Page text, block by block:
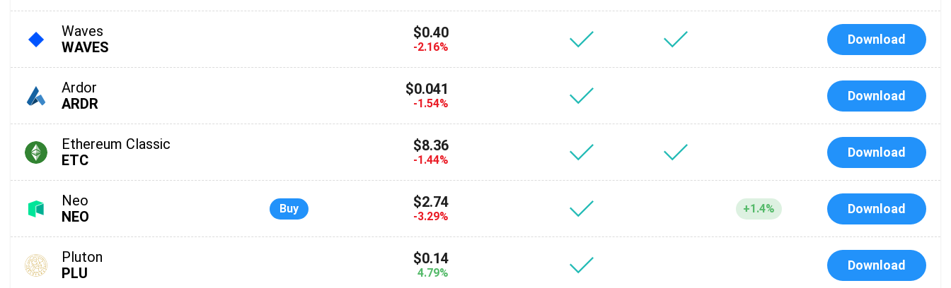
Waves
WAVES
$0.40
-2.16%
Download
Ardor
ARDR
$0.041
-1.54%
Download
Ethereum Classic
ETC
$8.36
-1.44%
Download
Neo
NEO
Buy $2.74
-3.29%
+1.4% Download
Pluton
PLU
$0.14
4.79%
Download
ПОДПИСЫВАЙСЯ
support@atomicwallet.io
Посетите наш YouTube
Подпишитесь на обновления
Получайте первыми последние обновления проекта и руководства
по крипто
Подписывайся
Подписывайся